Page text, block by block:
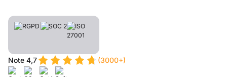
Note 4,7 (3000+)